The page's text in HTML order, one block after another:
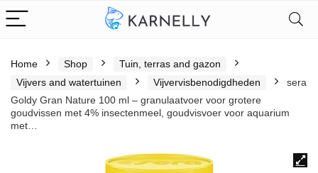
Home Shop
Tuin, terras and gazon
Vijvers and watertuinen
Vijvervisbenodigdheden
sera
Goldy Gran Nature 100 ml – granulaatvoer voor grotere
goudvissen met 4% insectenmeel, goudvisvoer voor aquarium
met…